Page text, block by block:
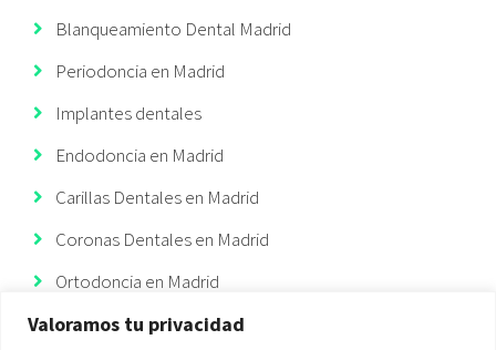
Valoramos tu privacidad
Blanqueamiento Dental Madrid
Periodoncia en Madrid
Implantes dentales
Endodoncia en Madrid
Carillas Dentales en Madrid
Coronas Dentales en Madrid
Ortodoncia en Madrid
Ortodoncia Invisible